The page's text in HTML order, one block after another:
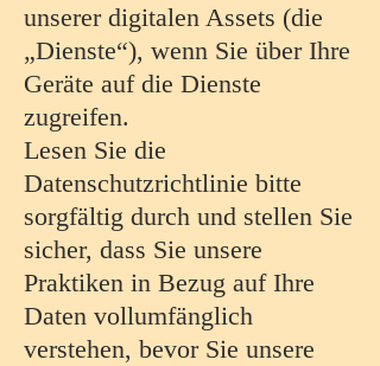
unserer digitalen Assets (die
„Dienste“), wenn Sie über Ihre
Geräte auf die Dienste
zugreifen.
Lesen Sie die
Datenschutzrichtlinie bitte
sorgfältig durch und stellen Sie
sicher, dass Sie unsere
Praktiken in Bezug auf Ihre
Daten vollumfänglich
verstehen, bevor Sie unsere